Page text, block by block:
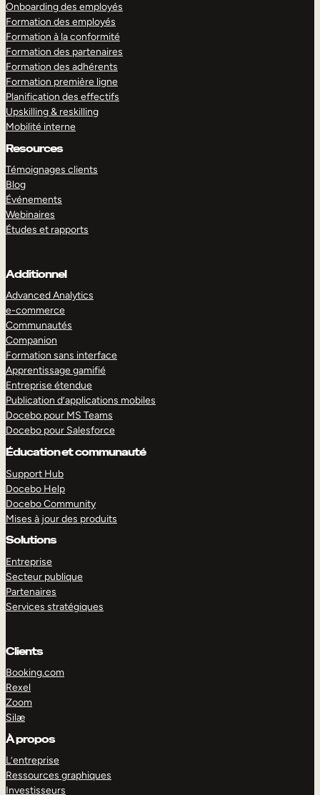
Onboarding des employés
Formation des employés
Formation à la conformité
Formation des partenaires
Formation des adhérents
Formation première ligne
Planification des effectifs
Upskilling & reskilling
Mobilité interne
Resources
Témoignages clients
Blog
Événements
Webinaires
Études et rapports
Additionnel
Advanced Analytics
e-commerce
Communautés
Companion
Formation sans interface
Apprentissage gamifié
Entreprise étendue
Publication d’applications mobiles
Docebo pour MS Teams
Docebo pour Salesforce
Éducation et communauté
Support Hub
Docebo Help
Docebo Community
Mises à jour des produits
Solutions
Entreprise
Secteur publique
Partenaires
Services stratégiques
Clients
Booking.com
Rexel
Zoom
Silæ
À propos
L’entreprise
Ressources graphiques
Investisseurs